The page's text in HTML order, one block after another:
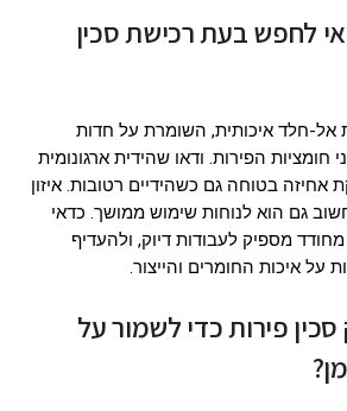
לחפש בעת רכישת סכין
אל-חלד איכותית, השומרת על חדות
חומציות הפירות. ודאו שהידית ארגונומית
אחיזה בטוחה גם כשהידיים רטובות. איזון
גם הוא לנוחות שימוש ממושך. כדאי
מספיק לעבודות דיוק, ולהעדיף
על איכות החומרים והייצור.
פירות כדי לשמור על